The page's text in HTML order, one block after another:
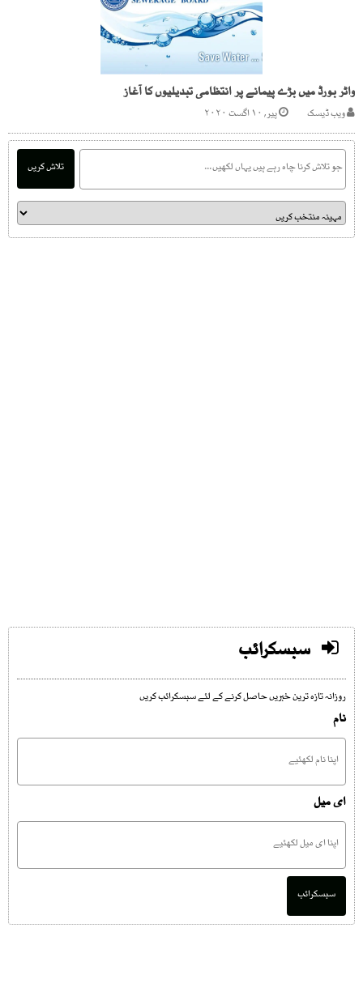
واٹر بورڈ میں بڑے پیمانے پر انتظامی تبدیلیوں کا آغاز
ویب ڈیسک پیر, ۱۰ اگست ۲۰۲۰
تلاش کریں
سبسکرائب
روزانہ تازہ ترین خبریں حاصل کرنے کے لئے سبسکرائب کریں
نام
ای میل
سبسکرائب